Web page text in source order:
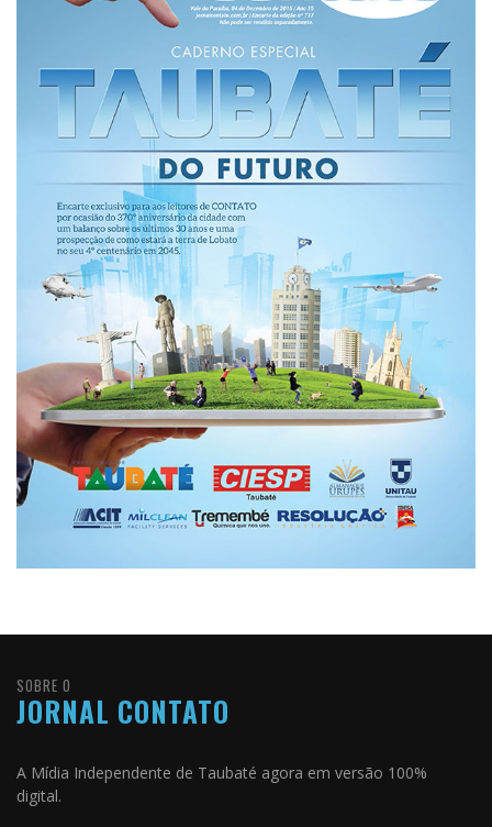
SOBRE O
JORNAL CONTATO
A Mídia Independente de Taubaté agora em versão 100%
digital.